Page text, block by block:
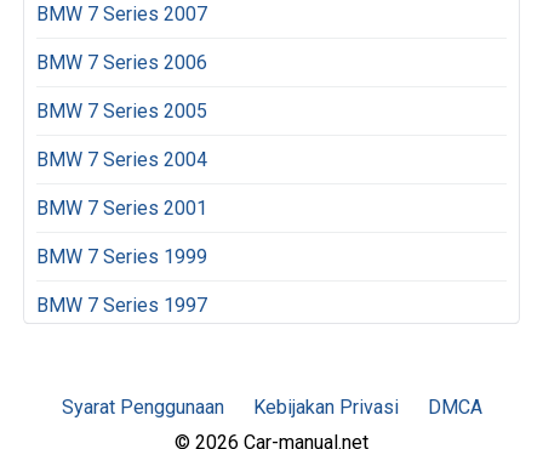
BMW 7 Series 2007
BMW 7 Series 2006
BMW 7 Series 2005
BMW 7 Series 2004
BMW 7 Series 2001
BMW 7 Series 1999
BMW 7 Series 1997
Syarat Penggunaan Kebijakan Privasi
DMCA
© 2026 Car-manual.net